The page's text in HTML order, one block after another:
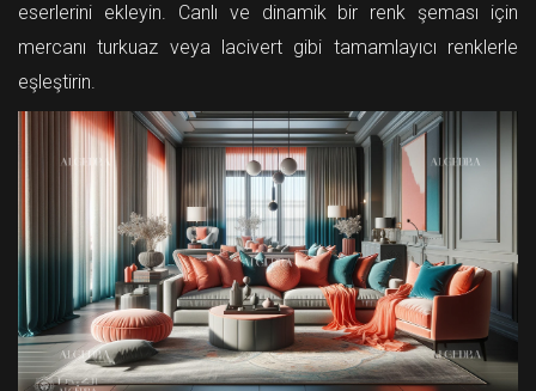
eserlerini ekleyin. Canlı ve dinamik bir renk şeması için
mercanı turkuaz veya lacivert gibi tamamlayıcı renklerle
eşleştirin.